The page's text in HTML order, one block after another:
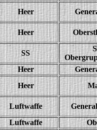
Heer
Heer
SS
Heer
Heer
Luftwaffe
Luftwaffe